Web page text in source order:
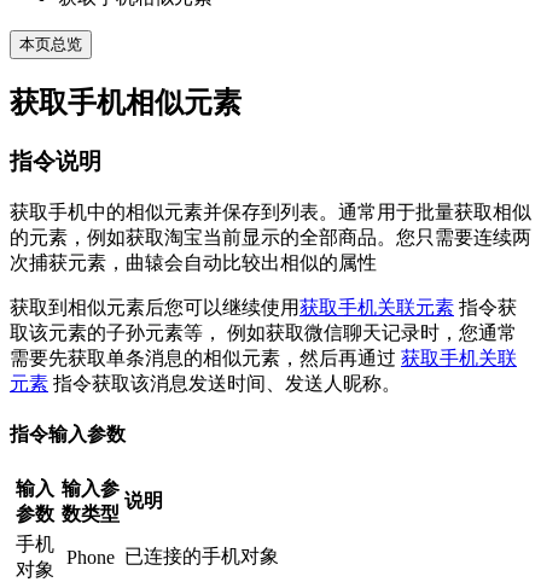
本页总览
获取手机相似元素
指令说明
获取手机中的相似元素并保存到列表。通常用于批量获取相似
的元素，例如获取淘宝当前显示的全部商品。您只需要连续两
次捕获元素，曲辕会自动比较出相似的属性
获取到相似元素后您可以继续使用获取手机关联元素 指令获
取该元素的子孙元素等， 例如获取微信聊天记录时，您通常
需要先获取单条消息的相似元素，然后再通过 获取手机关联
元素 指令获取该消息发送时间、发送人昵称。
指令输入参数
输入
参数
输入参
数类型
说明
手机
对象
Phone 已连接的手机对象